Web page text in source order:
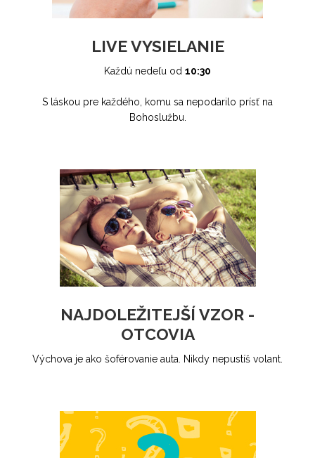
LIVE VYSIELANIE
Každú nedeľu od 10:30
S láskou pre každého, komu sa nepodarilo prísť na
Bohoslužbu.
NAJDOLEŽITEJŠÍ VZOR -
OTCOVIA
Výchova je ako šoférovanie auta. Nikdy nepustíš volant.